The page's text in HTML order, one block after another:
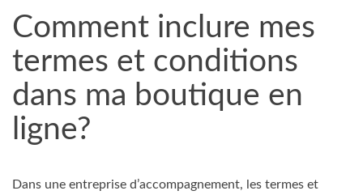
Comment inclure mes
termes et conditions
dans ma boutique en
ligne?
Dans une entreprise d’accompagnement, les termes et